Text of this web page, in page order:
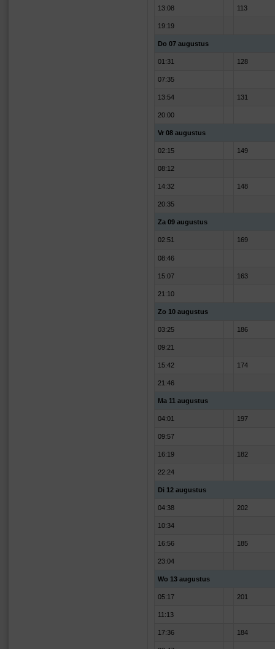
13:08 113
19:19
Do 07 augustus
01:31 128
07:35
13:54 131
20:00
Vr 08 augustus
02:15 149
08:12
14:32 148
20:35
Za 09 augustus
02:51 169
08:46
15:07 163
21:10
Zo 10 augustus
03:25 186
09:21
15:42 174
21:46
Ma 11 augustus
04:01 197
09:57
16:19 182
22:24
Di 12 augustus
04:38 202
10:34
16:56 185
23:04
Wo 13 augustus
05:17 201
11:13
17:36 184